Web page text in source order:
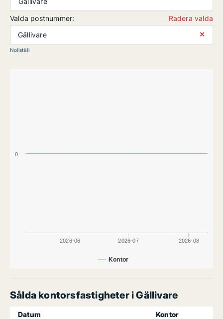
Valda postnummer:
Radera valda
Gällivare
⨯
Nollställ
Kontor
2026-06 2026-07 2026-08
0
Sålda kontorsfastigheter i Gällivare
Datum
Kontor